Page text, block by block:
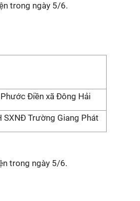
trong ngày 5/6.
Điền xã Đông Hải
SXNĐ Trường Giang Phát
trong ngày 5/6.